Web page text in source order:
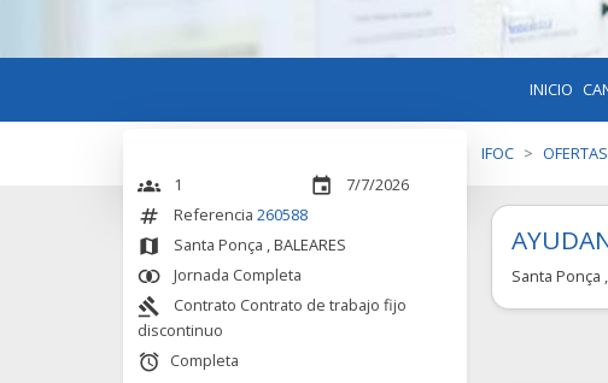
INICIO
IFOC OFERTAS
groups 1 event 7/7/2026
numbers Referencia 260588
map Santa Ponça , BALEARES
join_inner Jornada Completa
gavel
Contrato Contrato de trabajo fijo
discontinuo
alarm Completa
Santa Ponça